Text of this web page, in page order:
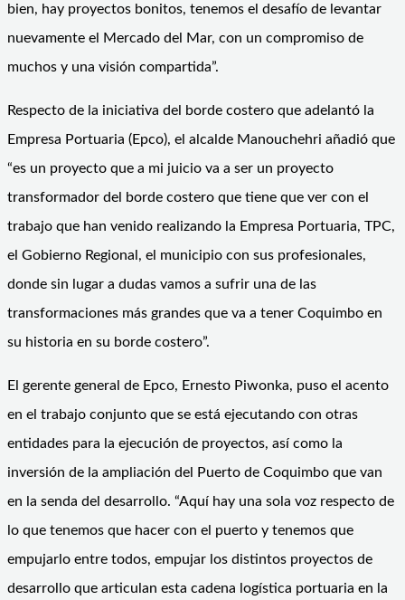
bien, hay proyectos bonitos, tenemos el desafío de levantar
nuevamente el Mercado del Mar, con un compromiso de
muchos y una visión compartida”.
Respecto de la iniciativa del borde costero que adelantó la
Empresa Portuaria (Epco), el alcalde Manouchehri añadió que
“es un proyecto que a mi juicio va a ser un proyecto
transformador del borde costero que tiene que ver con el
trabajo que han venido realizando la Empresa Portuaria, TPC,
el Gobierno Regional, el municipio con sus profesionales,
donde sin lugar a dudas vamos a sufrir una de las
transformaciones más grandes que va a tener Coquimbo en
su historia en su borde costero”.
El gerente general de Epco, Ernesto Piwonka, puso el acento
en el trabajo conjunto que se está ejecutando con otras
entidades para la ejecución de proyectos, así como la
inversión de la ampliación del Puerto de Coquimbo que van
en la senda del desarrollo. “Aquí hay una sola voz respecto de
lo que tenemos que hacer con el puerto y tenemos que
empujarlo entre todos, empujar los distintos proyectos de
desarrollo que articulan esta cadena logística portuaria en la